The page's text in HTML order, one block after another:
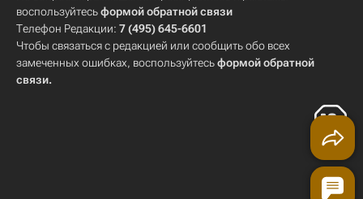
воспользуйтесьформой обратной связи
Телефон Редакции: 7 (495) 645-6601
Чтобы связаться с редакцией или сообщить обо всех
замеченных ошибках, воспользуйтесьформой обратной
связи.